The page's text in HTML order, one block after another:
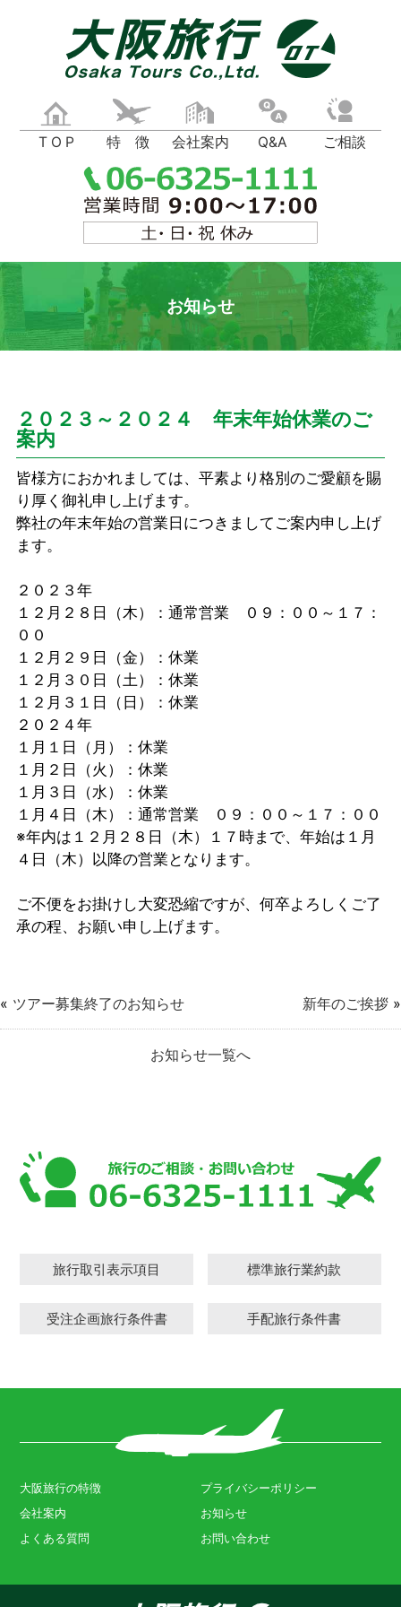
T O P 特 徴 会社案内 Q&A ご相談
お知らせ
２０２３～２０２４ 年末年始休業のご
案内
皆様方におかれましては、平素より格別のご愛顧を賜
り厚く御礼申し上げます。
弊社の年末年始の営業日につきましてご案内申し上げ
ます。
２０２３年
１２月２８日（木）：通常営業 ０９：００～１７：
００
１２月２９日（金）：休業
１２月３０日（土）：休業
１２月３１日（日）：休業
２０２４年
１月１日（月）：休業
１月２日（火）：休業
１月３日（水）：休業
１月４日（木）：通常営業 ０９：００～１７：００
※年内は１２月２８日（木）１７時まで、年始は１月
４日（木）以降の営業となります。
ご不便をお掛けし大変恐縮ですが、何卒よろしくご了
承の程、お願い申し上げます。
« ツアー募集終了のお知らせ 新年のご挨拶 »
お知らせ一覧へ
旅行取引表示項目 標準旅行業約款
受注企画旅行条件書 手配旅行条件書
大阪旅行の特徴
プライバシーポリシー
会社案内
お知らせ
よくある質問
お問い合わせ